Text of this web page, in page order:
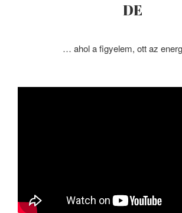
DE
… ahol a figyelem, ott az